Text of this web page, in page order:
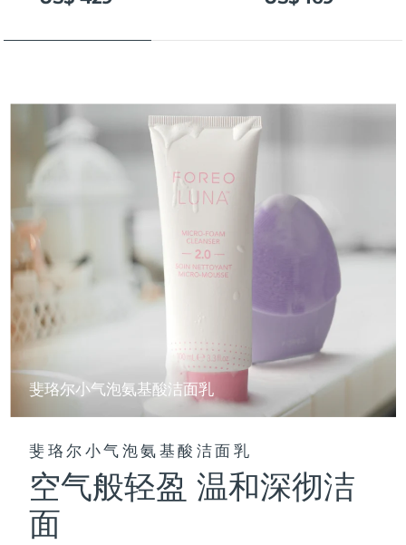
斐珞尔小气泡氨基酸洁面乳
斐珞尔小气泡氨基酸洁面乳
空气般轻盈 温和深彻洁
面